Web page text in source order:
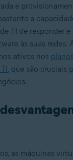
e
a
TI de responder e
às suas redes.
ativos nos
, que são cruciais
as máquinas